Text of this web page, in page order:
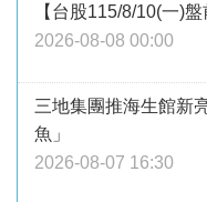
【台股115/8/10(一)盤
2026-08-08 00:00
三地集團推海生館新
魚」
2026-08-07 16:30